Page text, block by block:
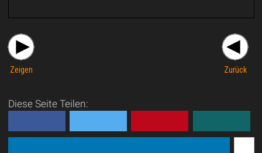
Zeigen Zurück
Diese Seite Teilen: